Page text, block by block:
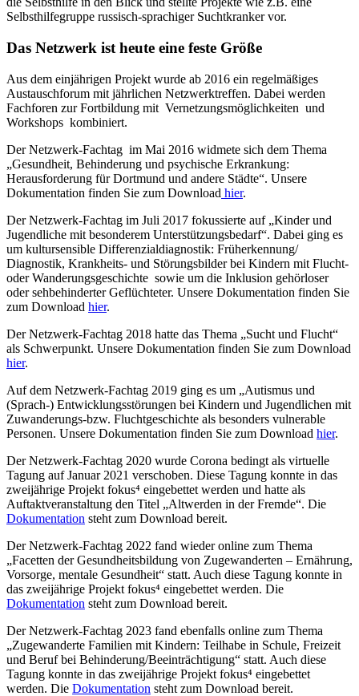
Selbsthilfegruppe russisch-sprachiger Suchtkranker vor.
Das Netzwerk ist heute eine feste Größe
Aus dem einjährigen Projekt wurde ab 2016 ein regelmäßiges
Austauschforum mit jährlichen Netzwerktreffen. Dabei werden
Fachforen zur Fortbildung mit Vernetzungsmöglichkeiten und
Workshops kombiniert.
Der Netzwerk-Fachtag im Mai 2016 widmete sich dem Thema
„Gesundheit, Behinderung und psychische Erkrankung:
Herausforderung für Dortmund und andere Städte“. Unsere
Dokumentation finden Sie zum Download hier.
Der Netzwerk-Fachtag im Juli 2017 fokussierte auf „Kinder und
Jugendliche mit besonderem Unterstützungsbedarf“. Dabei ging es
um kultursensible Differenzialdiagnostik: Früherkennung/
Diagnostik, Krankheits- und Störungsbilder bei Kindern mit Flucht-
oder Wanderungsgeschichte sowie um die Inklusion gehörloser
oder sehbehinderter Geflüchteter. Unsere Dokumentation finden Sie
zum Download hier.
Der Netzwerk-Fachtag 2018 hatte das Thema „Sucht und Flucht“
als Schwerpunkt. Unsere Dokumentation finden Sie zum Download
hier.
Auf dem Netzwerk-Fachtag 2019 ging es um „Autismus und
(Sprach-) Entwicklungsstörungen bei Kindern und Jugendlichen mit
Zuwanderungs-bzw. Fluchtgeschichte als besonders vulnerable
Personen. Unsere Dokumentation finden Sie zum Download hier.
Der Netzwerk-Fachtag 2020 wurde Corona bedingt als virtuelle
Tagung auf Januar 2021 verschoben. Diese Tagung konnte in das
zweijährige Projekt fokus⁴ eingebettet werden und hatte als
Auftaktveranstaltung den Titel „Altwerden in der Fremde“. Die
Dokumentation steht zum Download bereit.
Der Netzwerk-Fachtag 2022 fand wieder online zum Thema
„Facetten der Gesundheitsbildung von Zugewanderten – Ernährung,
Vorsorge, mentale Gesundheit“ statt. Auch diese Tagung konnte in
das zweijährige Projekt fokus⁴ eingebettet werden. Die
Dokumentation steht zum Download bereit.
Der Netzwerk-Fachtag 2023 fand ebenfalls online zum Thema
„Zugewanderte Familien mit Kindern: Teilhabe in Schule, Freizeit
und Beruf bei Behinderung/Beeinträchtigung“ statt. Auch diese
Tagung konnte in das zweijährige Projekt fokus⁴ eingebettet
werden. Die Dokumentation steht zum Download bereit.